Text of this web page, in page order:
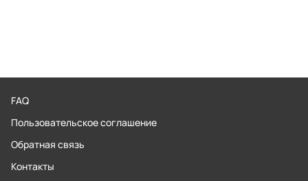
FAQ
Пользовательское соглашение
Обратная связь
Контакты